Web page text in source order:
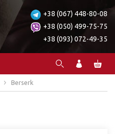
+38 (067) 448-80-08
+38 (050) 499-75-75
+38 (093) 072-49-35
Berserk